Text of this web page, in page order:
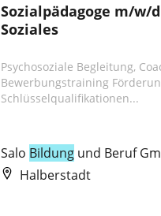
Sozialpädagoge m/w/
Soziales
Psychosoziale Begleitung,
Bewerbungstraining
Schlüsselqualifikationen...
Salo Bildung und Beruf
Halberstadt